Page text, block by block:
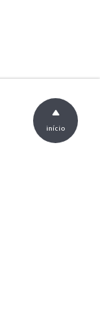
início